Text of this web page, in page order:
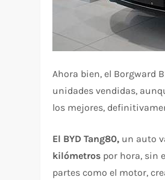
Ahora bien, el Borgward
unidades vendidas,
los mejores,
El BYD Tang80, un auto
kilómetros por hora, sin
partes como el motor,